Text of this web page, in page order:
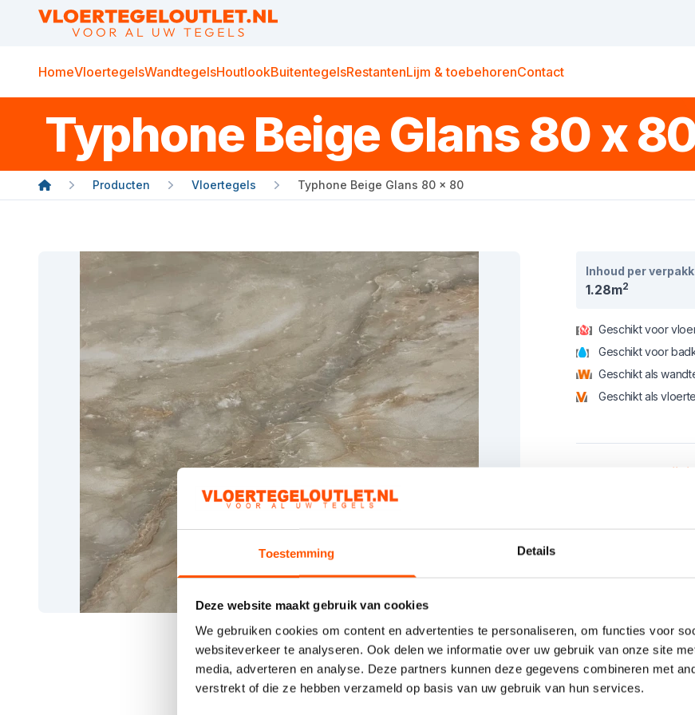
Toestemming Details
Deze website maakt gebruik van cookies
We gebruiken cookies om content en advertenties te personaliseren, om functies voor
websiteverkeer te analyseren. Ook delen we informatie over uw gebruik van onze site
media, adverteren en analyse. Deze partners kunnen deze gegevens combineren met
verstrekt of die ze hebben verzameld op basis van uw gebruik van hun services.
HomeVloertegelsWandtegelsHoutlookBuitentegelsRestantenLijm & toebehorenContact
Typhone Beige Glans 80 x
Producten Vloertegels Typhone Beige Glans 80 x 80
Inhoud per
1.28m2
Geschikt voor
Geschikt voor
Geschikt als
Geschikt als
Product informatie
Zeer exclusieve
App gerust voor
Momenteel nog uit
Kies